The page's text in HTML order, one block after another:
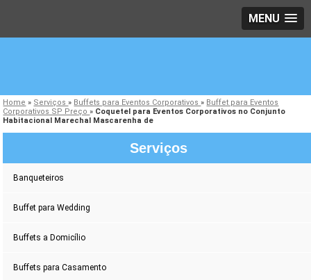
MENU
Home » Serviços» Buffets para Eventos Corporativos» Buffet para Eventos
Corporativos SP Preço» Coquetel para Eventos Corporativos no Conjunto
Habitacional Marechal Mascarenha de
Serviços
Banqueteiros
Buffet para Wedding
Buffets a Domicílio
Buffets para Casamento